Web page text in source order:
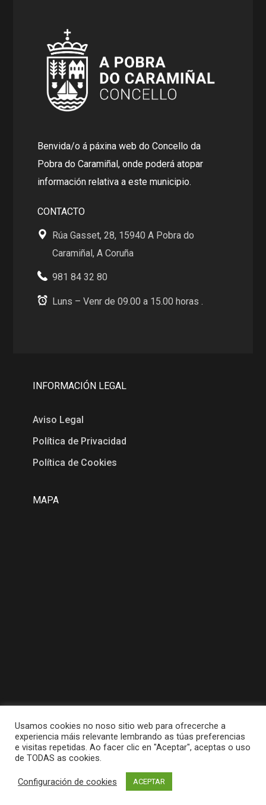
Benvida/o á páxina web do Concello da
Pobra do Caramiñal, onde poderá atopar
información relativa a este municipio.
CONTACTO
Rúa Gasset, 28, 15940 A Pobra do
Caramiñal, A Coruña
981 84 32 80
Luns – Venr de 09.00 a 15.00 horas .
INFORMACIÓN LEGAL
Aviso Legal
Política de Privacidad
Política de Cookies
MAPA
Pobra do Caramiñal
Usamos cookies no noso sitio web para ofrecerche a
experiencia máis relevante lembrando as túas preferencias
e visitas repetidas. Ao facer clic en "Aceptar", aceptas o uso
de TODAS as cookies.
Configuración de cookies ACEPTAR